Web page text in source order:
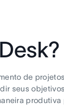
de
seus